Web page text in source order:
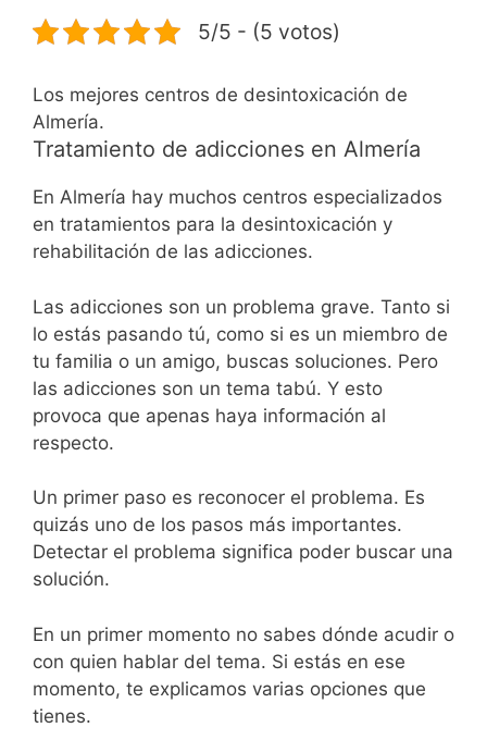
5/5 - (5 votos)
Los mejores centros de desintoxicación de
Almería.
Tratamiento de adicciones en Almería
En Almería hay muchos centros especializados
en tratamientos para la desintoxicación y
rehabilitación de las adicciones.
Las adicciones son un problema grave. Tanto si
lo estás pasando tú, como si es un miembro de
tu familia o un amigo, buscas soluciones. Pero
las adicciones son un tema tabú. Y esto
provoca que apenas haya información al
respecto.
Un primer paso es reconocer el problema. Es
quizás uno de los pasos más importantes.
Detectar el problema significa poder buscar una
solución.
En un primer momento no sabes dónde acudir o
con quien hablar del tema. Si estás en ese
momento, te explicamos varias opciones que
tienes.